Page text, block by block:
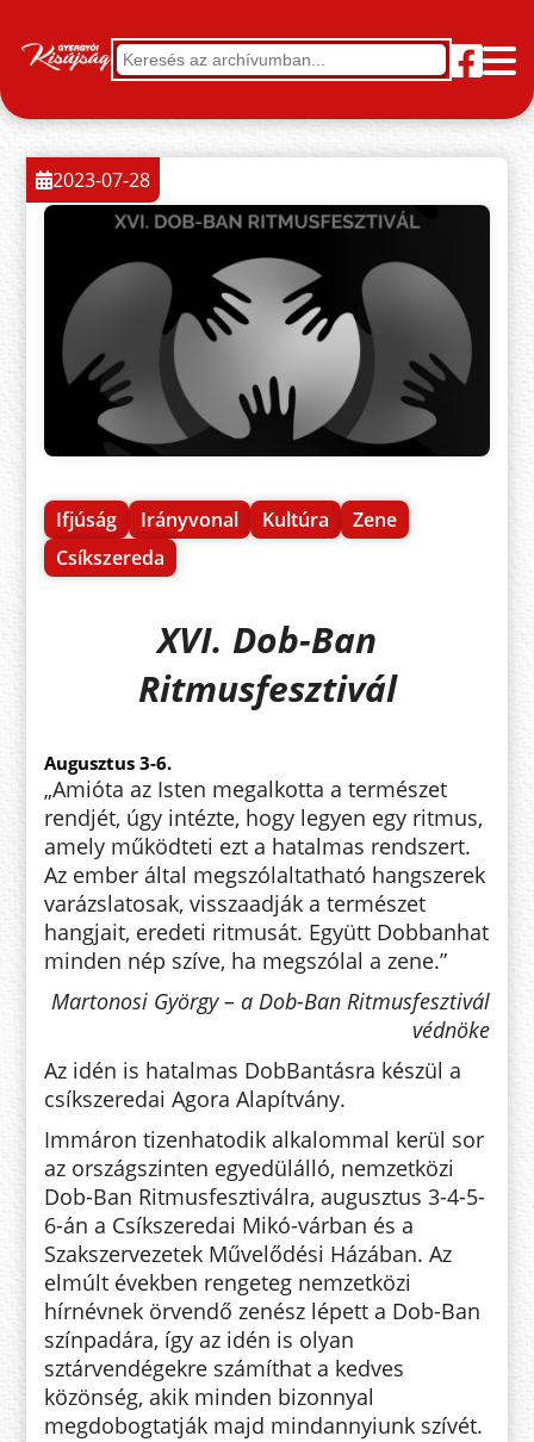
Ifjúság Irányvonal Kultúra
Zene
Csíkszereda
2023-07-28
XVI. Dob-Ban
Ritmusfesztivál
Augusztus 3-6.
„Amióta az Isten megalkotta a természet
rendjét, úgy intézte, hogy legyen egy ritmus,
amely működteti ezt a hatalmas rendszert.
Az ember által megszólaltatható hangszerek
varázslatosak, visszaadják a természet
hangjait, eredeti ritmusát. Együtt Dobbanhat
minden nép szíve, ha megszólal a zene.”
Martonosi György – a Dob-Ban Ritmusfesztivál
védnöke
Az idén is hatalmas DobBantásra készül a
csíkszeredai Agora Alapítvány.
Immáron tizenhatodik alkalommal kerül sor
az országszinten egyedülálló, nemzetközi
Dob-Ban Ritmusfesztiválra, augusztus 3-4-5-
6-án a Csíkszeredai Mikó-várban és a
Szakszervezetek Művelődési Házában. Az
elmúlt években rengeteg nemzetközi
hírnévnek örvendő zenész lépett a Dob-Ban
színpadára, így az idén is olyan
sztárvendégekre számíthat a kedves
közönség, akik minden bizonnyal
megdobogtatják majd mindannyiunk szívét.